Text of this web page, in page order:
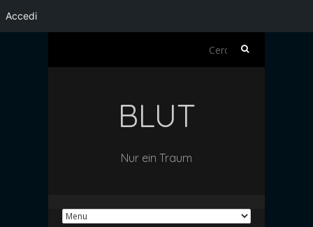
Accedi
Ricerca
BLUT
Nur ein Traum